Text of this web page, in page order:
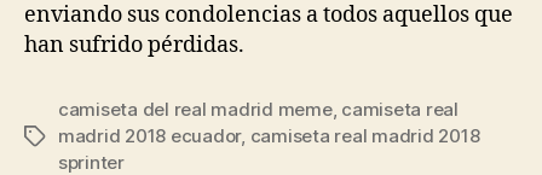
enviando sus condolencias a todos aquellos que
han sufrido pérdidas.
Etiquetas
camiseta del real madrid meme, camiseta real
madrid 2018 ecuador, camiseta real madrid 2018
sprinter